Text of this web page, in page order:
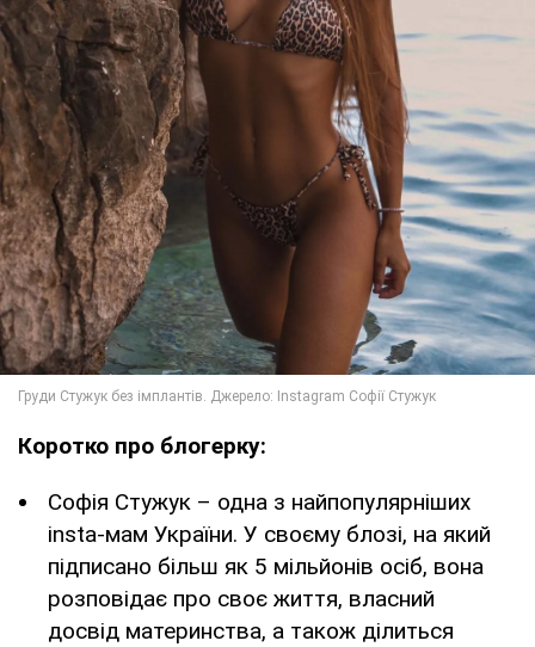
Коротко про блогерку:
Софія Стужук – одна з найпопулярніших
insta-мам України. У своєму блозі, на який
підписано більш як 5 мільйонів осіб, вона
розповідає про своє життя, власний
досвід материнства, а також ділиться